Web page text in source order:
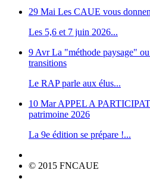
29 Mai Les CAUE vous
Les 5,6 et 7 juin 2026...
9 Avr La "méthode paysage"
transitions
Le RAP parle aux élus...
10 Mar APPEL A
patrimoine 2026
La 9e édition se prépare !...
© 2015 FNCAUE